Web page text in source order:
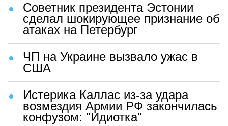
Советник президента Эстонии
сделал шокирующее признание об
атаках на Петербург
ЧП на Украине вызвало ужас в
США
Истерика Каллас из-за удара
возмездия Армии РФ закончилась
конфузом: "Идиотка"